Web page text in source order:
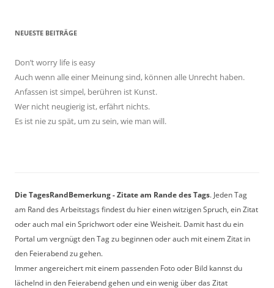
NEUESTE BEITRÄGE
Don’t worry life is easy
Auch wenn alle einer Meinung sind, können alle Unrecht haben.
Anfassen ist simpel, berühren ist Kunst.
Wer nicht neugierig ist, erfährt nichts.
Es ist nie zu spät, um zu sein, wie man will.
Die TagesRandBemerkung - Zitate am Rande des Tags. Jeden Tag
am Rand des Arbeitstags findest du hier einen witzigen Spruch, ein Zitat
oder auch mal ein Sprichwort oder eine Weisheit. Damit hast du ein
Portal um vergnügt den Tag zu beginnen oder auch mit einem Zitat in
den Feierabend zu gehen.
Immer angereichert mit einem passenden Foto oder Bild kannst du
lächelnd in den Feierabend gehen und ein wenig über das Zitat